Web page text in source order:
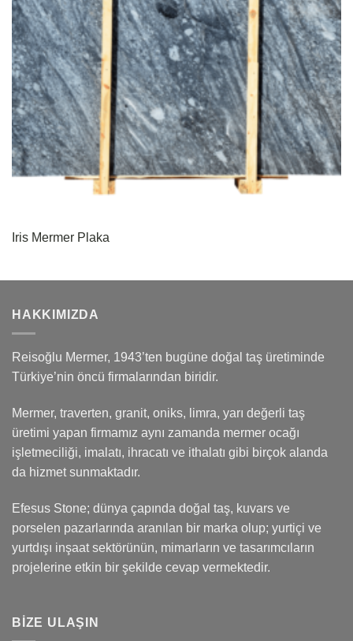
Iris Mermer Plaka
HAKKIMIZDA
Reisoğlu Mermer, 1943’ten bugüne doğal taş üretiminde
Türkiye’nin öncü firmalarından biridir.
Mermer, traverten, granit, oniks, limra, yarı değerli taş
üretimi yapan firmamız aynı zamanda mermer ocağı
işletmeciliği, imalatı, ihracatı ve ithalatı gibi birçok alanda
da hizmet sunmaktadır.
Efesus Stone; dünya çapında doğal taş, kuvars ve
porselen pazarlarında aranılan bir marka olup; yurtiçi ve
yurtdışı inşaat sektörünün, mimarların ve tasarımcıların
projelerine etkin bir şekilde cevap vermektedir.
BIZE ULAŞIN